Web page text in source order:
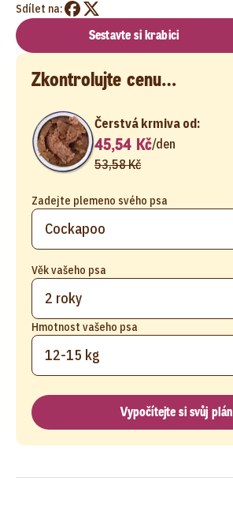
Sdílet na:
Sestavte si krabici
Zkontrolujte cenu…
Zadejte plemeno svého psa
Věk vašeho psa
2 roky
Hmotnost vašeho psa
12-15 kg
Čerstvá krmiva od:
45,54 Kč/den
53,58 Kč
Vypočítejte si svůj plán